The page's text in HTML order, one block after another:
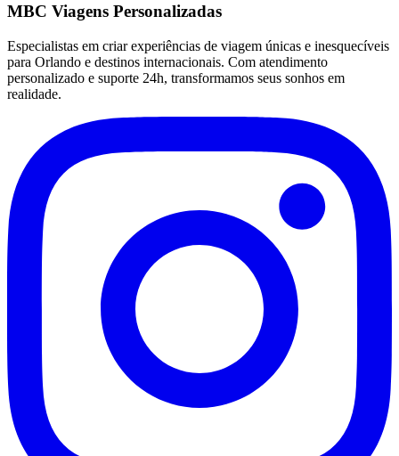
MBC Viagens Personalizadas
Especialistas em criar experiências de viagem únicas e inesquecíveis
para Orlando e destinos internacionais. Com atendimento
personalizado e suporte 24h, transformamos seus sonhos em
realidade.